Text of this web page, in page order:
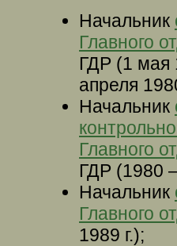
Начальник
Главного
ГДР (1 мая
апреля
Начальник
Главного
ГДР (1980
Начальник
Главного
1989 г.);